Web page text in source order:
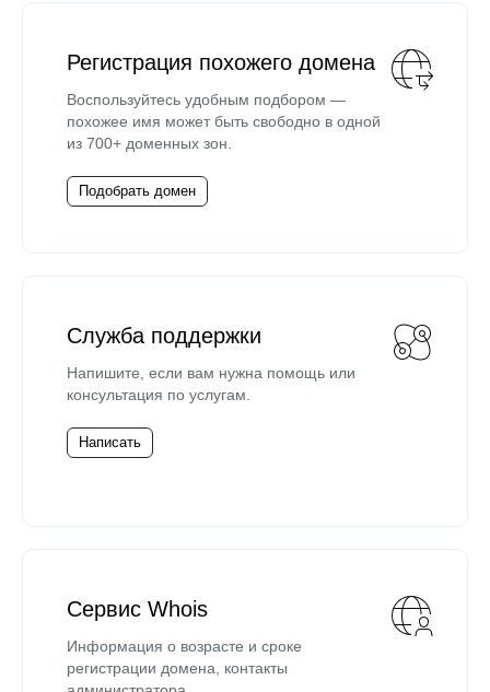
Регистрация похожего домена
Воспользуйтесь удобным подбором —
похожее имя может быть свободно в одной
из 700+ доменных зон.
Подобрать домен
Служба поддержки
Напишите, если вам нужна помощь или
консультация по услугам.
Написать
Сервис Whois
Информация о возрасте и сроке
регистрации домена, контакты